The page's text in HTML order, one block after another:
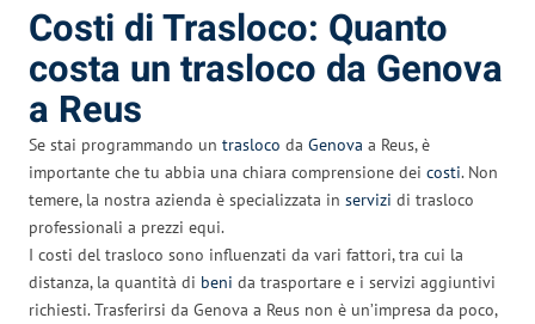
Costi di Trasloco: Quanto
costa un trasloco da Genova
a Reus
Se stai programmando un trasloco da Genova a Reus, è
importante che tu abbia una chiara comprensione dei costi. Non
temere, la nostra azienda è specializzata in servizi di trasloco
professionali a prezzi equi.
I costi del trasloco sono influenzati da vari fattori, tra cui la
distanza, la quantità di beni da trasportare e i servizi aggiuntivi
richiesti. Trasferirsi da Genova a Reus non è un’impresa da poco,